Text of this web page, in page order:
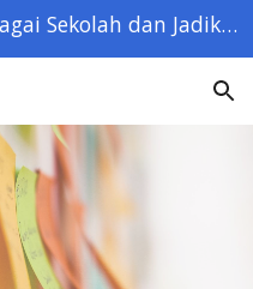
Skip to navigation
"Jadikan Setiap Tempat Sebagai Sekolah dan Jadikan Setiap Orang Sebagai Guru" - Ki Hajar Dewantara -